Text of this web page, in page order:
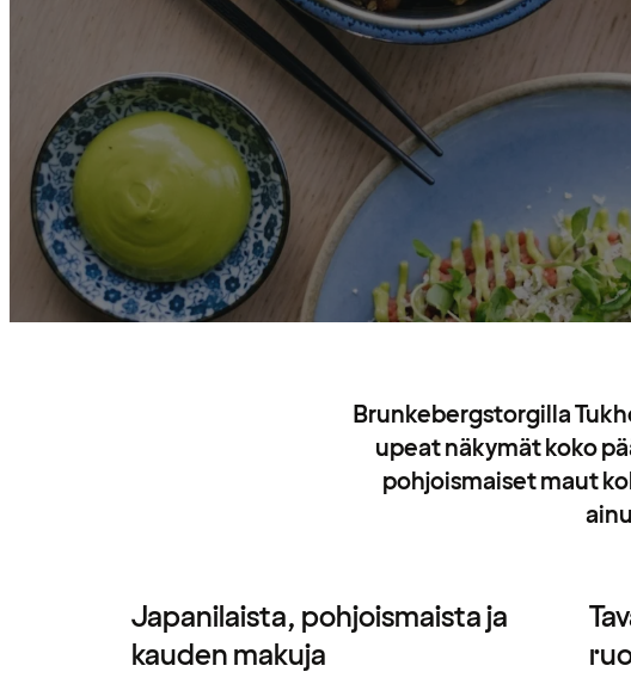
Brunkebergstorgilla
upeat näkymät koko
pohjoismaiset maut
Japanilaista, pohjoismaista ja
kauden makuja